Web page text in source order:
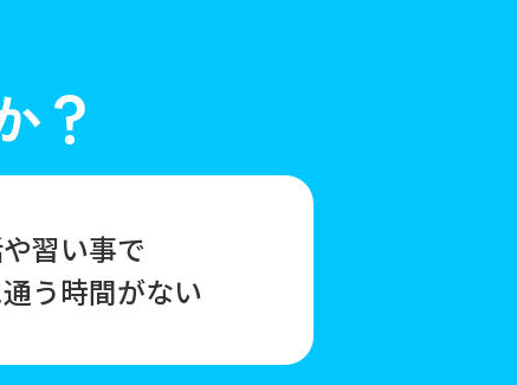
？
習い事で
う時間がない